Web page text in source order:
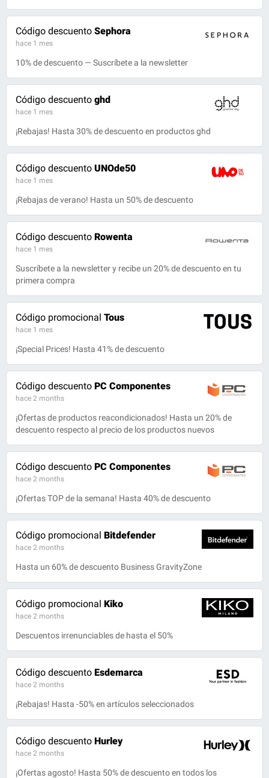
Código descuento Sephora
hace 1 mes
10% de descuento — Suscríbete a la newsletter
Código descuento ghd
hace 1 mes
¡Rebajas! Hasta 30% de descuento en productos ghd
Código descuento UNOde50
hace 1 mes
¡Rebajas de verano! Hasta un 50% de descuento
Código descuento Rowenta
hace 1 mes
Suscríbete a la newsletter y recibe un 20% de descuento en tu
primera compra
Código promocional Tous
hace 1 mes
¡Special Prices! Hasta 41% de descuento
Código descuento PC Componentes
hace 2 months
¡Ofertas de productos reacondicionados! Hasta un 20% de
descuento respecto al precio de los productos nuevos
Código descuento PC Componentes
hace 2 months
¡Ofertas TOP de la semana! Hasta 40% de descuento
Código promocional Bitdefender
hace 2 months
Hasta un 60% de descuento Business GravityZone
Código promocional Kiko
hace 2 months
Descuentos irrenunciables de hasta el 50%
Código descuento Esdemarca
hace 2 months
¡Rebajas! Hasta -50% en artículos seleccionados
Código descuento Hurley
hace 2 months
¡Ofertas agosto! Hasta 50% de descuento en todos los